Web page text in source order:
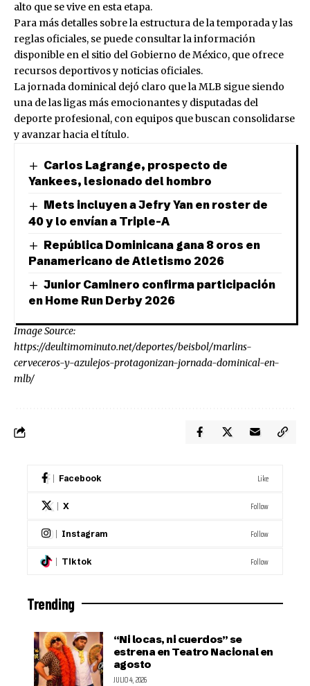
alto que se vive en esta etapa.
Para más detalles sobre la estructura de la temporada y las
reglas oficiales, se puede consultar la información
disponible en el sitio del Gobierno de México, que ofrece
recursos deportivos y noticias oficiales.
La jornada dominical dejó claro que la MLB sigue siendo
una de las ligas más emocionantes y disputadas del
deporte profesional, con equipos que buscan consolidarse
y avanzar hacia el título.
Carlos Lagrange, prospecto de
Yankees, lesionado del hombro
Mets incluyen a Jefry Yan en roster de
40 y lo envían a Triple-A
República Dominicana gana 8 oros en
Panamericano de Atletismo 2026
Junior Caminero confirma participación
en Home Run Derby 2026
Image Source:
https://deultimominuto.net/deportes/beisbol/marlins-
cerveceros-y-azulejos-protagonizan-jornada-dominical-en-
mlb/
Facebook Like
X Follow
Instagram Follow
Tiktok Follow
Trending
“Ni locas, ni cuerdos” se
estrena en Teatro Nacional en
agosto
JULIO 4, 2026